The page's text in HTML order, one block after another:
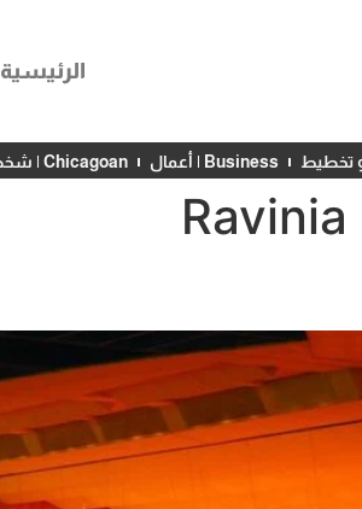
الرئيسية
Business | أعمال Chicagoan | شخصيات محلية
Ravinia